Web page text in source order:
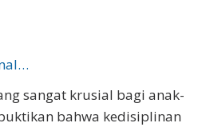
sangat krusial bagi anak-
bahwa kedisiplinan